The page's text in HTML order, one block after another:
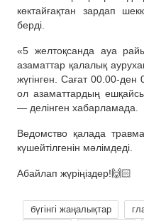
көктайғақтан зардап
берді.
«5 желтоқсанда ауа
азаматтар қалалық
жүгінген. Сағат 00.00-ден
ол азаматтардың
— делінген хабарламада.
Ведомство қалада
күшейтілгенін мәлімдеді.
Абайлап жүріңіздер!🙌🏻
бүгінгі жаңалықтар